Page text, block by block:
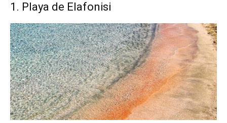
1. Playa de Elafonisi